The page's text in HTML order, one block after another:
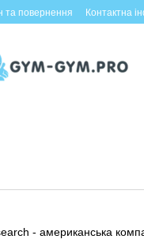
та повернення Контактна
- американська